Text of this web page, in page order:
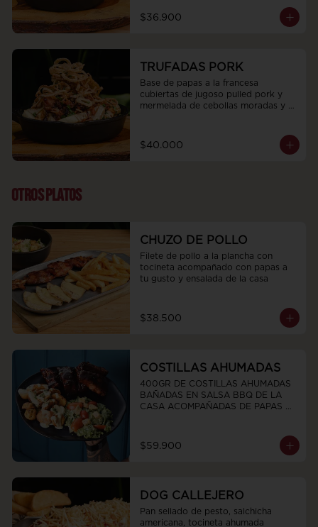
$36.900
TRUFADAS PORK
Base de papas a la francesa
cubiertas de jugoso pulled pork y
mermelada de cebollas moradas y
trufas, topping de cebollas
crocantes y cebollín
$40.000
OTROS PLATOS
CHUZO DE POLLO
Filete de pollo a la plancha con
tocineta acompañado con papas a
tu gusto y ensalada de la casa
$38.500
COSTILLAS AHUMADAS
400GR DE COSTILLAS AHUMADAS
BAÑADAS EN SALSA BBQ DE LA
CASA ACOMPAÑADAS DE PAPAS
$59.900
DOG CALLEJERO
Pan sellado de pesto, salchicha
americana, tocineta ahumada